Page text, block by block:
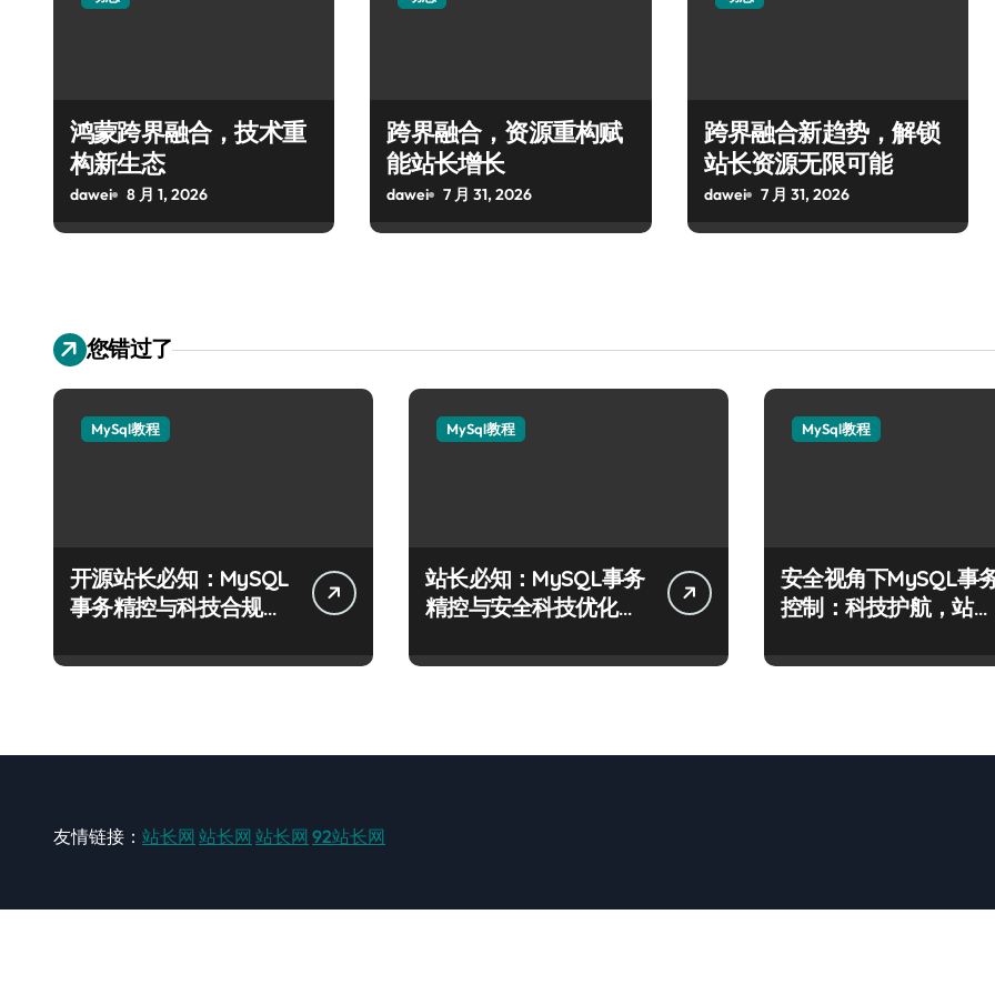
鸿蒙跨界融合，技术重
构新生态
dawei 8 月 1, 2026
跨界融合，资源重构赋
能站长增长
dawei 7 月 31, 2026
跨界融合新趋势，解锁
站长资源无限可能
dawei 7 月 31, 2026
您错过了
MySql教程
开源站长必知：MySQL
事务精控与科技合规风
MySql教程
站长必知：MySQL事务
精控与安全科技优化实
MySql教程
安全视角下MySQL事
控制：科技护航，站长
友情链接： 站长网 站长网 站长网 92站长网